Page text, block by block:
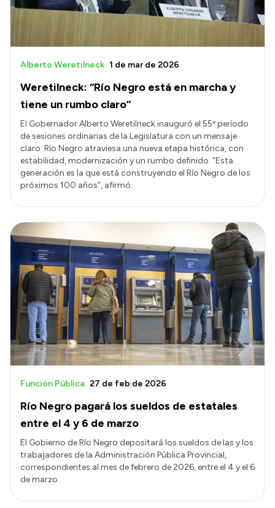
Weretilneck: “Río Negro está en marcha y
tiene un rumbo claro”
Alberto Weretilneck 1 de mar de 2026
El Gobernador Alberto Weretilneck inauguró el 55º período
de sesiones ordinarias de la Legislatura con un mensaje
claro: Río Negro atraviesa una nueva etapa histórica, con
estabilidad, modernización y un rumbo definido. “Esta
generación es la que está construyendo el Río Negro de los
próximos 100 años”, afirmó.
Río Negro pagará los sueldos de estatales
entre el 4 y 6 de marzo
Función Pública 27 de feb de 2026
El Gobierno de Río Negro depositará los sueldos de las y los
trabajadores de la Administración Pública Provincial,
correspondientes al mes de febrero de 2026, entre el 4 y el 6
de marzo.